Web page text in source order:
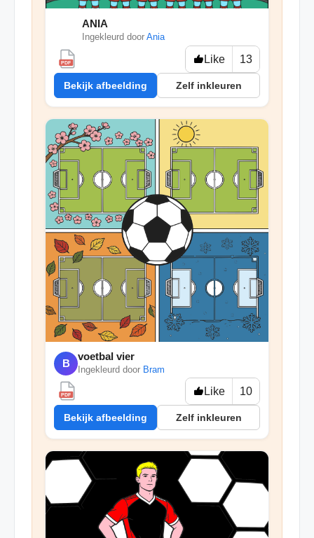
ANIA
Ingekleurd door Ania
PDF Like 13
Bekijk afbeelding Zelf inkleuren
B
voetbal vier
Ingekleurd door Bram
PDF Like 10
Bekijk afbeelding Zelf inkleuren